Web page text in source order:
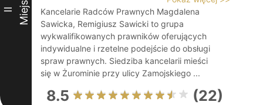
II
Kancelarie Radców Prawnych Magdalena
Sawicka, Remigiusz Sawicki to grupa
wykwalifikowanych prawników oferujących
indywidualne i rzetelne podejście do obsługi
spraw prawnych. Siedziba kancelarii mieści
się w Żurominie przy ulicy Zamojskiego ...
8.5 (22)